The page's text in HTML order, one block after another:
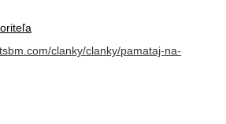
clanky/clanky/pamataj-na-